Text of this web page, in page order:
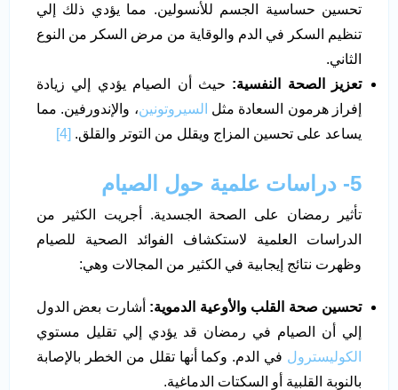
تحسين حساسية الجسم للأنسولين. مما يؤدي ذلك إلي
تنظيم السكر في الدم والوقاية من مرض السكر من النوع
الثاني.
تعزيز الصحة النفسية: حيث أن الصيام يؤدي إلي زيادة
إفراز هرمون السعادة مثل السيروتونين، والإندورفين. مما
يساعد على تحسين المزاج ويقلل من التوتر والقلق. [4]
5- دراسات علمية حول الصيام
تأثير رمضان على الصحة الجسدية. أجريت الكثير من
الدراسات العلمية لاستكشاف الفوائد الصحية للصيام
وظهرت نتائج إيجابية في الكثير من المجالات وهي:
تحسين صحة القلب والأوعية الدموية: أشارت بعض الدول
إلي أن الصيام في رمضان قد يؤدي إلي تقليل مستوي
الكوليسترول في الدم. وكما أنها تقلل من الخطر بالإصابة
بالنوبة القلبية أو السكتات الدماغية.